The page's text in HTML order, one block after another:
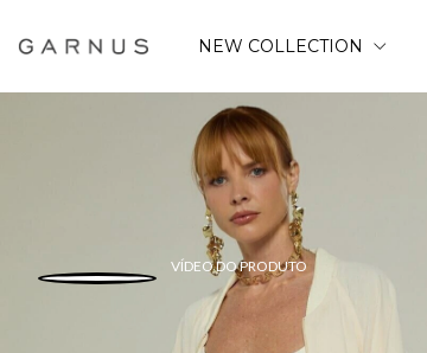
NEW COLLECTION